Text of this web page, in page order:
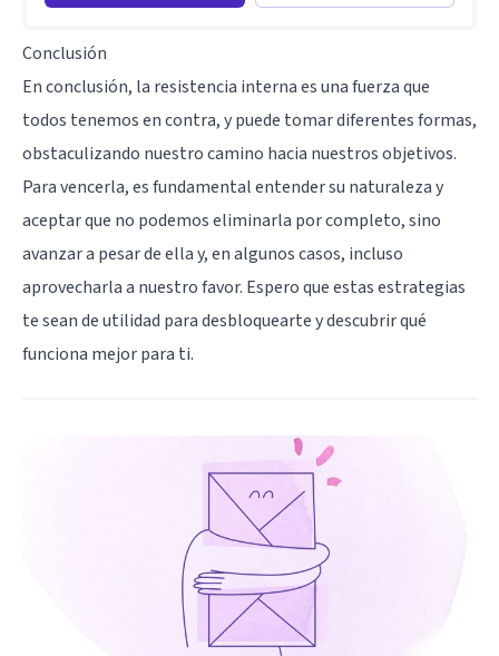
Conclusión
En conclusión, la resistencia interna es una fuerza que
todos tenemos en contra, y puede tomar diferentes formas,
obstaculizando nuestro camino hacia nuestros objetivos.
Para vencerla, es fundamental entender su naturaleza y
aceptar que no podemos eliminarla por completo, sino
avanzar a pesar de ella y, en algunos casos, incluso
aprovecharla a nuestro favor. Espero que estas estrategias
te sean de utilidad para desbloquearte y descubrir qué
funciona mejor para ti.